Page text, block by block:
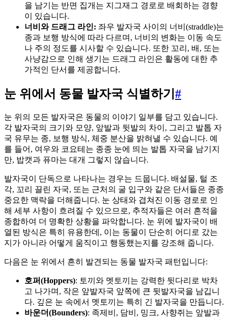
을 남기는 반면 집개는 지그재그 경로로 배회하는 경향
이 있습니다.
너비와 드래그 라인: 좌우 발자국 사이의 너비(straddle)는
종과 보행 방식에 따라 다르며, 너비의 변화는 이동 속도
나 주의 정도를 시사할 수 있습니다. 또한 꼬리, 배, 또는
사냥감으로 인해 생기는 드래그 라인은 활동에 대한 추
가적인 단서를 제공합니다.
눈 위에서 동물 발자국 식별하기 #
눈 위의 모든 발자국은 동물의 이야기 일부를 담고 있습니다.
각 발자국의 크기와 모양, 앞발과 뒷발의 차이, 그리고 발톱 자
국 유무는 종, 보행 방식, 체중 분산을 밝혀낼 수 있습니다. 예
를 들어, 여우와 코요테는 종종 눈에 띄는 발톱 자국을 남기지
만, 밥캣과 퓨마는 대개 그렇지 않습니다.
발자국이 단독으로 나타나는 경우는 드뭅니다. 배설물, 털 조
각, 꼬리 끌린 자국, 또는 근처의 굴 입구와 같은 단서들은 종종
중요한 맥락을 더해줍니다. 눈 상태와 겹쳐진 이동 경로로 인
해 세부 사항이 흐려질 수 있으므로, 추적자들은 여러 흔적을
종합하여 더 명확한 상황을 파악합니다. 눈 위에 발자국이 배
열된 방식은 특히 유용한데, 이는 동물이 단순히 어디로 갔는
지가 아니라 어떻게 움직이고 행동했는지를 강조해 줍니다.
다음은 눈 위에서 흔히 발견되는 동물 발자국 패턴입니다:
호퍼(Hoppers): 토끼와 멧토끼는 강력한 뒷다리로 박차
고 나가며, 작은 앞발자국 앞쪽에 큰 뒷발자국을 남깁니
다. 깊은 눈 속에서 멧토끼는 특히 긴 발자국을 만듭니다.
바운더(Bounders): 족제비, 담비, 밍크, 사향쥐는 앞발과